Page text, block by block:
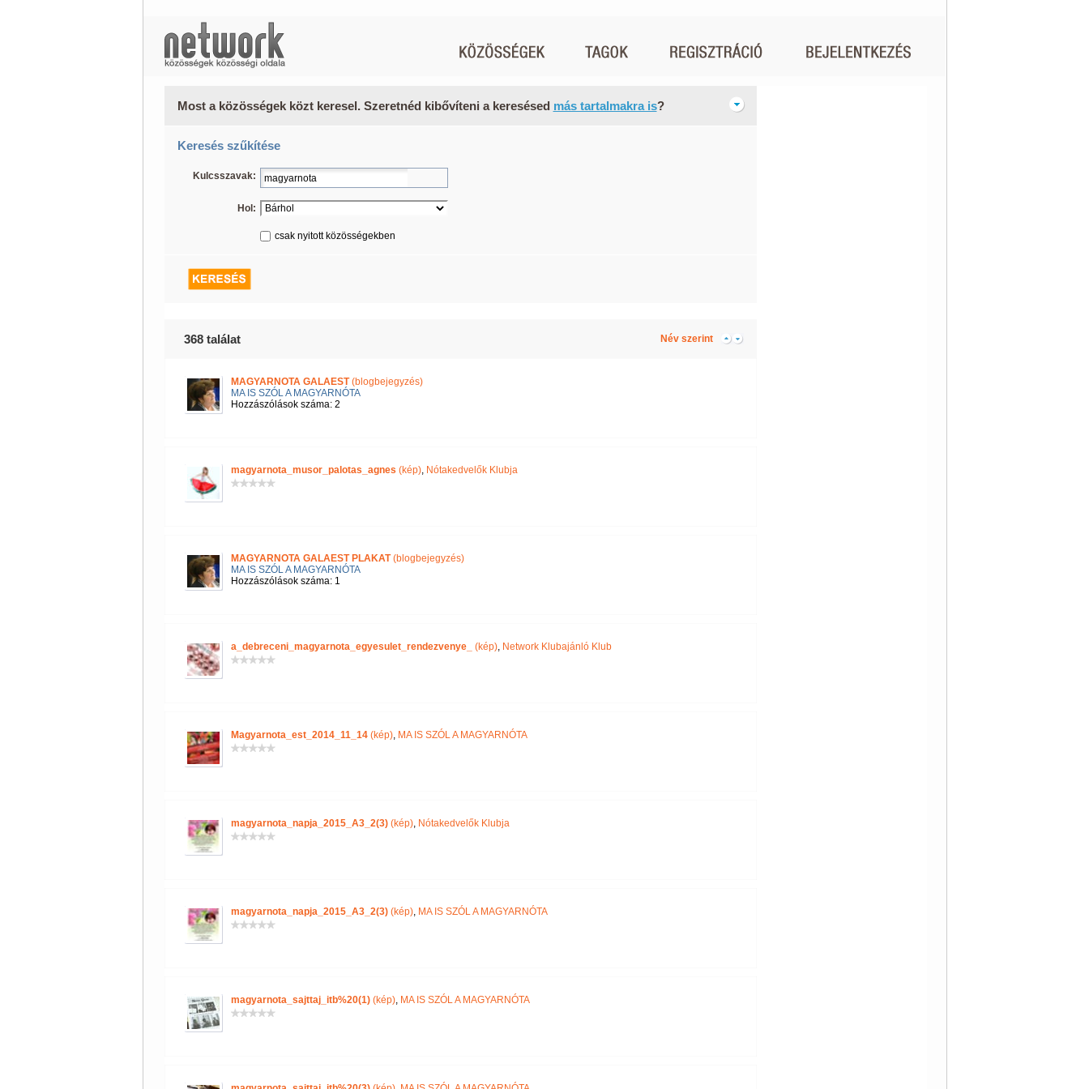
Most a közösségek közt keresel. Szeretnéd kibővíteni a keresésed más tartalmakra is?
Keresés szűkítése
Kulcsszavak:
Hol:
csak nyitott közösségekben
368 találat Név szerint
MAGYARNOTA GALAEST(blogbejegyzés)
MA IS SZÓL A MAGYARNÓTA
Hozzászólások száma: 2
magyarnota_musor_palotas_agnes (kép), Nótakedvelők Klubja
MAGYARNOTA GALAEST PLAKAT(blogbejegyzés)
MA IS SZÓL A MAGYARNÓTA
Hozzászólások száma: 1
a_debreceni_magyarnota_egyesulet_rendezvenye_ (kép), Network Klubajánló Klub
Magyarnota_est_2014_11_14(kép), MA IS SZÓL A MAGYARNÓTA
magyarnota_napja_2015_A3_2(3)(kép), Nótakedvelők Klubja
magyarnota_napja_2015_A3_2(3)(kép), MA IS SZÓL A MAGYARNÓTA
magyarnota_sajttaj_itb%20(1)(kép), MA IS SZÓL A MAGYARNÓTA